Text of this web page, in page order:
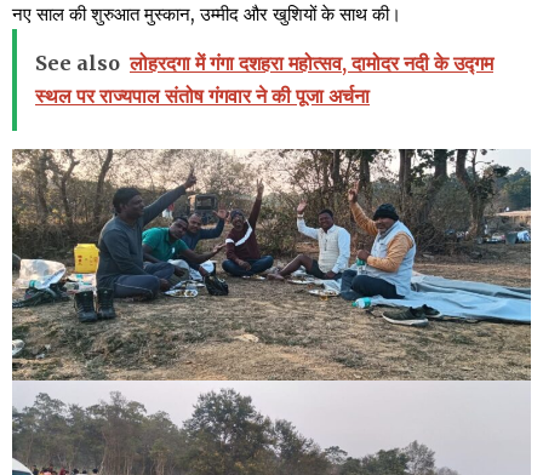
नए साल की शुरुआत मुस्कान, उम्मीद और खुशियों के साथ की।
See also लोहरदगा में गंगा दशहरा महोत्सव, दामोदर नदी के उद्गम
स्थल पर राज्यपाल संतोष गंगवार ने की पूजा अर्चना